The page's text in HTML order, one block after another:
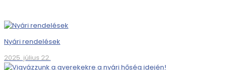
Nyári rendelések
2025. július 22.